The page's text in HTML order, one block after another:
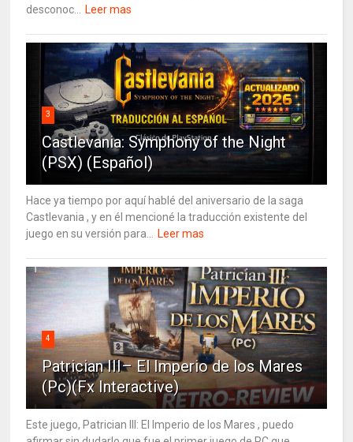
desconoc...
Leer mas
3
Castlevania: Symphony of the Night
(PSX) (Español)
Hace ya tiempo por aquí hablé del aniversario de la saga
Castlevania , y en él mencioné la traducción existente del
juego en su versión para...
Leer mas
4
Patrician III– El Imperio de los Mares
(Pc)(Fx Interactive)
Este juego, Patrician III: El Imperio de los Mares , puedo